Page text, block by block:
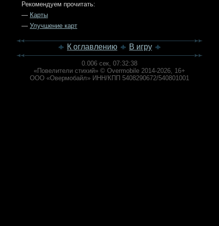
Рекомендуем прочитать:
— Карты
— Улучшение карт
К оглавлению В игру
0.006 сек, 07:32:38
«Повелители стихий» © Overmobile 2014-2026, 16+
ООО «Овермобайл» ИНН/КПП 5408290672/540801001